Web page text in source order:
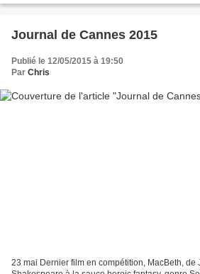
Journal de Cannes 2015
Publié le 12/05/2015 à 19:50
Par Chris
23 mai Dernier film en compétition, MacBeth, de